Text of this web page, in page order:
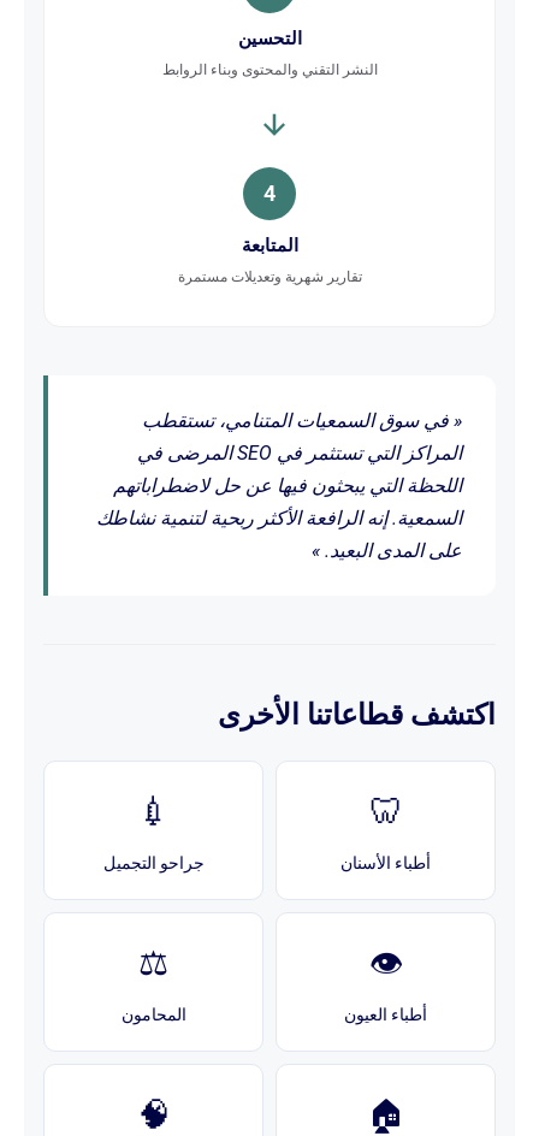
التحسين
النشر التقني والمحتوى وبناء الروابط
4
المتابعة
تقارير شهرية وتعديلات مستمرة
« في سوق السمعيات المتنامي، تستقطب
المراكز التي تستثمر في SEO المرضى في
اللحظة التي يبحثون فيها عن حل لاضطراباتهم
السمعية. إنه الرافعة الأكثر ربحية لتنمية نشاطك
على المدى البعيد. »
اكتشف قطاعاتنا الأخرى
🦷
أطباء الأسنان
💉
جراحو التجميل
👁️
أطباء العيون
⚖️
المحامون
🏠
🧠